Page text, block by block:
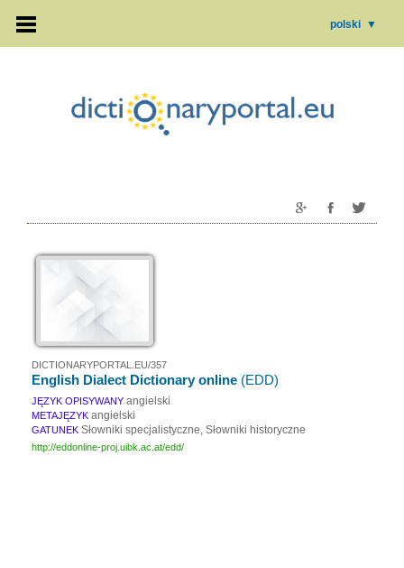
polski ▼
DICTIONARYPORTAL.EU/357
English Dialect Dictionary online (EDD)
JĘZYK OPISYWANY angielski
METAJĘZYK angielski
GATUNEK Słowniki specjalistyczne, Słowniki historyczne
http://eddonline-proj.uibk.ac.at/edd/